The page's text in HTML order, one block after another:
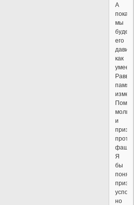
А
пока
мы
будем
его
как
умеем.
и
Я
бы
понял,
но